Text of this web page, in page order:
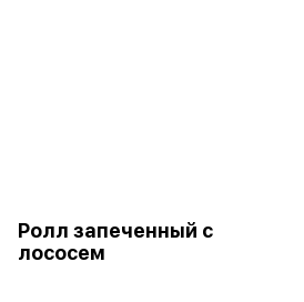
Ролл запеченный с
лососем